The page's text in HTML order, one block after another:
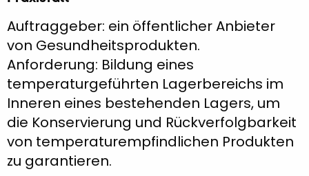
Auftraggeber: ein öffentlicher Anbieter
von Gesundheitsprodukten.
Anforderung: Bildung eines
temperaturgeführten Lagerbereichs im
Inneren eines bestehenden Lagers, um
die Konservierung und Rückverfolgbarkeit
von temperaturempfindlichen Produkten
zu garantieren.